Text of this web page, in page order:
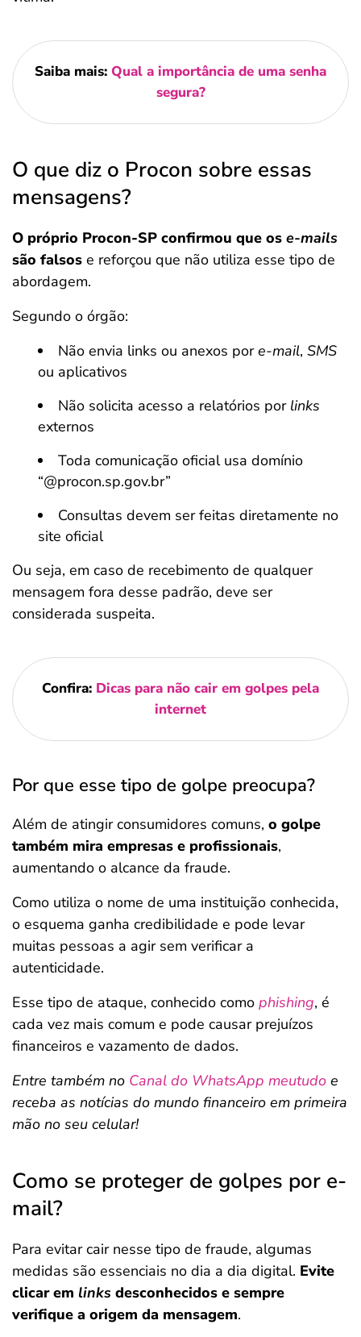
Saiba mais: Qual a importância de uma senha
segura?
O que diz o Procon sobre essas
mensagens?
O próprio Procon-SP confirmou que os e-mails
são falsos e reforçou que não utiliza esse tipo de
abordagem.
Segundo o órgão:
Não envia links ou anexos pore-mail, SMS
ou aplicativos
Não solicita acesso a relatórios por links
externos
Toda comunicação oficial usa domínio
“@procon.sp.gov.br”
Consultas devem ser feitas diretamente no
site oficial
Ou seja, em caso de recebimento de qualquer
mensagem fora desse padrão, deve ser
considerada suspeita.
Confira: Dicas para não cair em golpes pela
internet
Por que esse tipo de golpe preocupa?
Além de atingir consumidores comuns, o golpe
também mira empresas e profissionais,
aumentando o alcance da fraude.
Como utiliza o nome de uma instituição conhecida,
o esquema ganha credibilidade e pode levar
muitas pessoas a agir sem verificar a
autenticidade.
Esse tipo de ataque, conhecido como phishing, é
cada vez mais comum e pode causar prejuízos
financeiros e vazamento de dados.
Entre também no Canal do WhatsApp meutudo e
receba as notícias do mundo financeiro em primeira
mão no seu celular!
Como se proteger de golpes por e-
mail?
Para evitar cair nesse tipo de fraude, algumas
medidas são essenciais no dia a dia digital. Evite
clicar em links desconhecidos e sempre
verifique a origem da mensagem.